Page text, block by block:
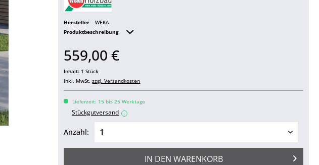
Hersteller
WEKA
Produktbeschreibung
559,00 €
Inhalt: 1 Stück
inkl. MwSt.zzgl. Versandkosten
Lieferzeit: 15 bis 25 Werktage
Stückgutversand i
Anzahl:
IN DEN WARENKORB